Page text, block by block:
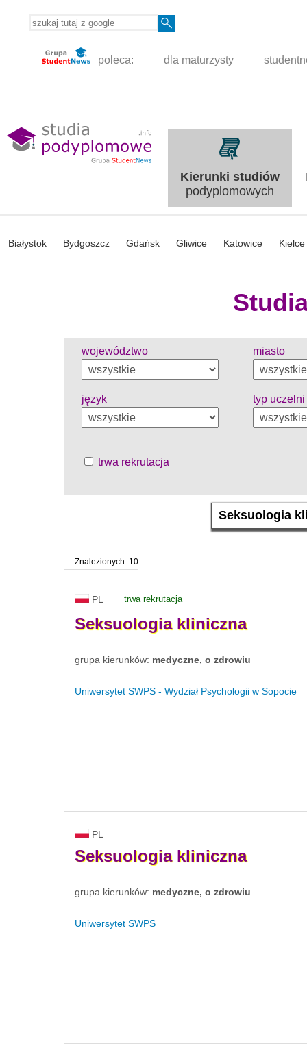
poleca: dla maturzysty
Kierunki studiów
podyplomowych
Białystok Bydgoszcz Gdańsk Gliwice Katowice Kielce
województwo miasto
język typ uczelni
trwa rekrutacja
Znalezionych: 10
PL trwa rekrutacja
Seksuologia kliniczna
grupa kierunków: medyczne, o zdrowiu
Uniwersytet SWPS - Wydział Psychologii w Sopocie
PL
Seksuologia kliniczna
grupa kierunków: medyczne, o zdrowiu
Uniwersytet SWPS